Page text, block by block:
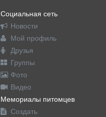
Социальная сеть
Новости
Мой профиль
Друзья
Группы
Фото
Видео
Мемориалы питомцев
Создать